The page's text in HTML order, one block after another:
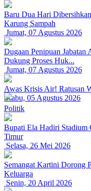
Baru Dua Hari
Karung Sampah
Jumat, 07 Agustus 2026
Dugaan Penipuan
Dukung Proses Huk...
Jumat, 07 Agustus 2026
Awas Krisis Air! Ratusan
Rabu, 05 Agustus 2026
Politik
Bupati Ela Hadiri
Timur
Selasa, 26 Mei 2026
Semangat Kartini Dorong
Keluarga
Senin, 20 April 2026